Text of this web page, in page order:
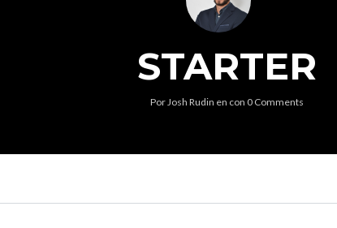
STARTER
PorJosh Rudin en con 0 Comments